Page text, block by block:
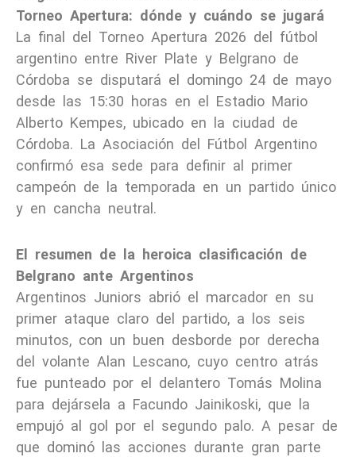
Torneo Apertura: dónde y cuándo se jugará
La final del Torneo Apertura 2026 del fútbol
argentino entre River Plate y Belgrano de
Córdoba se disputará el domingo 24 de mayo
desde las 15:30 horas en el Estadio Mario
Alberto Kempes, ubicado en la ciudad de
Córdoba. La Asociación del Fútbol Argentino
confirmó esa sede para definir al primer
campeón de la temporada en un partido único
y en cancha neutral.
El resumen de la heroica clasificación de
Belgrano ante Argentinos
Argentinos Juniors abrió el marcador en su
primer ataque claro del partido, a los seis
minutos, con un buen desborde por derecha
del volante Alan Lescano, cuyo centro atrás
fue punteado por el delantero Tomás Molina
para dejársela a Facundo Jainikoski, que la
empujó al gol por el segundo palo. A pesar de
que dominó las acciones durante gran parte